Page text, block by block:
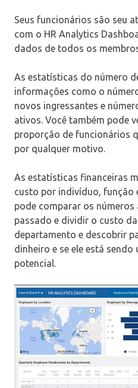
Seus funcionários são seu
com o HR Analytics
dados de todos os
As estatísticas do número
informações como o
novos ingressantes e
ativos. Você também pode
proporção de funcionários
por qualquer motivo.
As estatísticas financeiras
custo por indivíduo, função
pode comparar os
passado e dividir o custo
departamento e descobrir
dinheiro e se ele está
potencial.